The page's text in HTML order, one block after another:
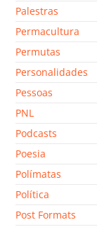
Palestras
Permacultura
Permutas
Personalidades
Pessoas
PNL
Podcasts
Poesia
Polímatas
Política
Post Formats